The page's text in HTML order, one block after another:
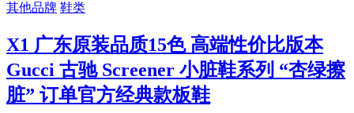
其他品牌 鞋类
X1 广东原装品质15色 高端性价比版本
Gucci 古驰 Screener 小脏鞋系列 “杏绿擦
脏” 订单官方经典款板鞋